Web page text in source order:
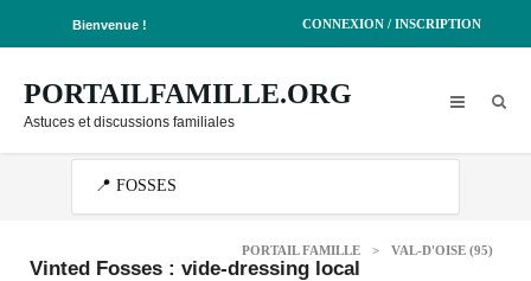
Bienvenue ! CONNEXION / INSCRIPTION
PORTAILFAMILLE.ORG
Astuces et discussions familiales
PORTAIL FAMILLE > VAL-D'OISE (95)
Vinted Fosses : vide-dressing local